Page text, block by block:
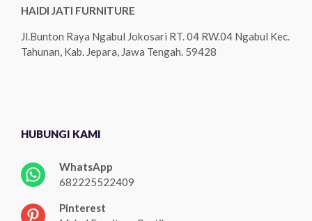
HAIDI JATI FURNITURE
Jl.Bunton Raya Ngabul Jokosari RT. 04 RW.04 Ngabul Kec.
Tahunan, Kab. Jepara, Jawa Tengah. 59428
HUBUNGI KAMI
WhatsApp
682225522409
Pinterest